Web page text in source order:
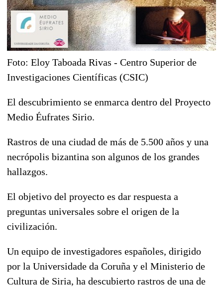
Foto: Eloy Taboada Rivas - Centro Superior de
Investigaciones Científicas (CSIC)
El descubrimiento se enmarca dentro del Proyecto
Medio Éufrates Sirio.
Rastros de una ciudad de más de 5.500 años y una
necrópolis bizantina son algunos de los grandes
hallazgos.
El objetivo del proyecto es dar respuesta a
preguntas universales sobre el origen de la
civilización.
Un equipo de investigadores españoles, dirigido
por la Universidade da Coruña y el Ministerio de
Cultura de Siria, ha descubierto rastros de una de